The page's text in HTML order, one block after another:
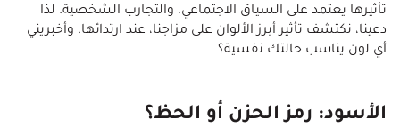
تأثيرها يعتمد على السياق الاجتماعي، والتجارب الشخصية. لذا
دعينا، نكتشف تأثير أبرز الألوان على مزاجنا، عند ارتدائها. وأخبريني
أي لون يناسب حالتك نفسية؟
الأسود: رمز الحزن أو الحظ؟